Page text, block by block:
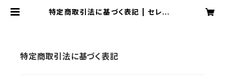
特定商取引法に基づく表記 | セレクト
特定商取引法に基づく表記